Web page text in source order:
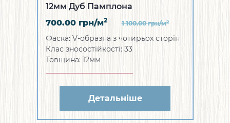
12мм Дуб Памплона
700.00 грн/м2 1 100.00грн/м2
Фаска: V-образна з чотирьох сторін
Клас зносостійкості: 33
Товщина: 12мм
Детальніше